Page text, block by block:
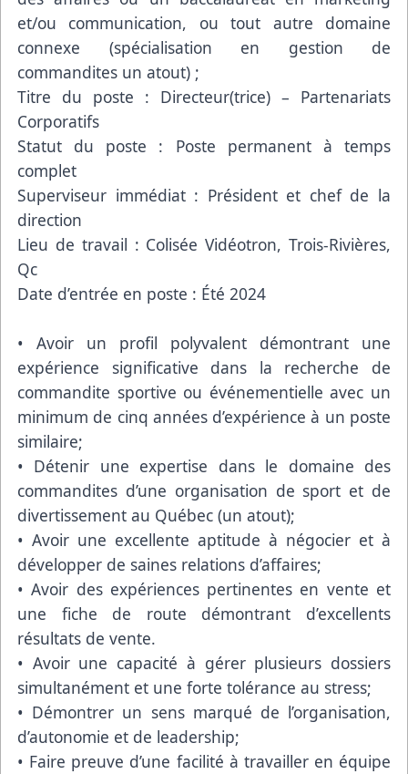
et/ou communication, ou tout autre domaine
connexe (spécialisation en gestion de
commandites un atout) ;
Titre du poste : Directeur(trice) – Partenariats
Corporatifs
Statut du poste : Poste permanent à temps
complet
Superviseur immédiat : Président et chef de la
direction
Lieu de travail : Colisée Vidéotron, Trois-Rivières,
Qc
Date d’entrée en poste : Été 2024
• Avoir un profil polyvalent démontrant une
expérience significative dans la recherche de
commandite sportive ou événementielle avec un
minimum de cinq années d’expérience à un poste
similaire;
• Détenir une expertise dans le domaine des
commandites d’une organisation de sport et de
divertissement au Québec (un atout);
• Avoir une excellente aptitude à négocier et à
développer de saines relations d’affaires;
• Avoir des expériences pertinentes en vente et
une fiche de route démontrant d’excellents
résultats de vente.
• Avoir une capacité à gérer plusieurs dossiers
simultanément et une forte tolérance au stress;
• Démontrer un sens marqué de l’organisation,
d’autonomie et de leadership;
• Faire preuve d’une facilité à travailler en équipe